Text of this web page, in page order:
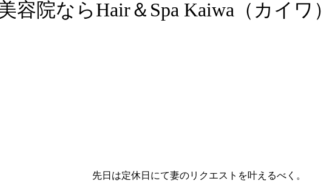
容院ならHair＆Spa Kaiwa（カイワ）
先日は定休日にて妻のリクエストを叶えるべく。